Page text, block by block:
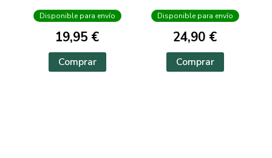
LÓPEZ FERNÁNDEZ,
ÁLVARO
Disponible para envío
19,95 €
Comprar
Disponible para envío
24,90 €
Comprar